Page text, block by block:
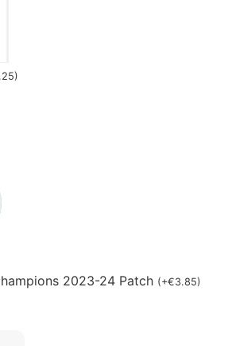
)
2023-24 Patch (+€3.85)